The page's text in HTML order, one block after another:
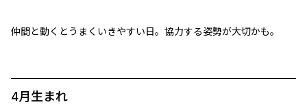
仲間と動くとうまくいきやすい日。協力する姿勢が大切かも。
4月生まれ